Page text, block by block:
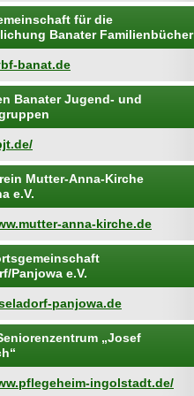
für die
Banater Familienbücher
banat.de
Banater Jugend- und
Mutter-Anna-Kirche
e.V.
anna-kirche.de
Panjowa e.V.
panjowa.de
„Josef
ingolstadt.de/